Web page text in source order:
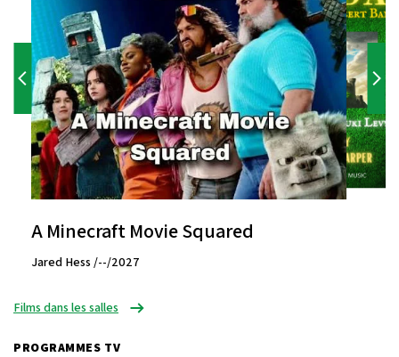
A Minecraft Movie Squared
Jared Hess /--/2027
Films dans les salles
PROGRAMMES TV